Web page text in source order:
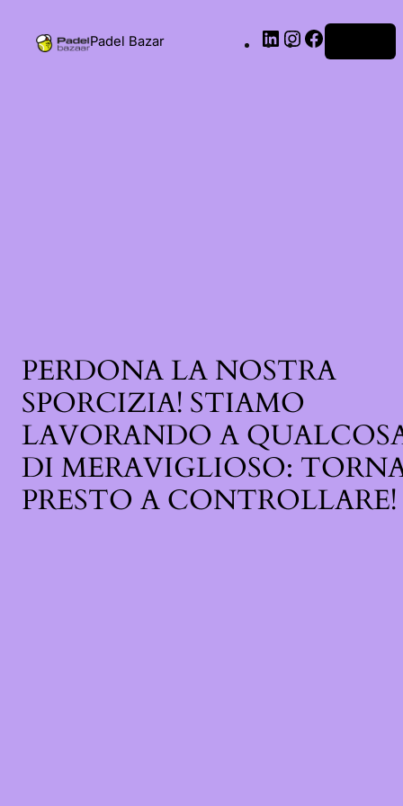
Padel Bazar
PERDONA LA NOSTRA
SPORCIZIA! STIAMO
LAVORANDO A
DI MERAVIGLIOSO:
PRESTO A CONTROLLARE!